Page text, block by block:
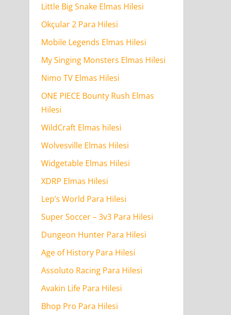
Little Big Snake Elmas Hilesi
Okçular 2 Para Hilesi
Mobile Legends Elmas Hilesi
My Singing Monsters Elmas Hilesi
Nimo TV Elmas Hilesi
ONE PIECE Bounty Rush Elmas
Hilesi
WildCraft Elmas hilesi
Wolvesville Elmas Hilesi
Widgetable Elmas Hilesi
XDRP Elmas Hilesi
Lep’s World Para Hilesi
Super Soccer – 3v3 Para Hilesi
Dungeon Hunter Para Hilesi
Age of History Para Hilesi
Assoluto Racing Para Hilesi
Avakin Life Para Hilesi
Bhop Pro Para Hilesi